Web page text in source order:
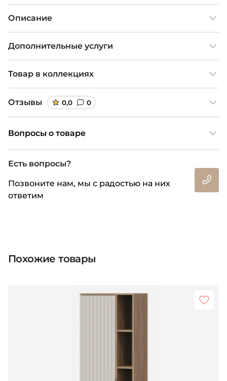
Описание
Дополнительные услуги
Товар в коллекциях
Отзывы 0,0 0
Вопросы о товаре
Есть вопросы?
Позвоните нам, мы с радостью на них
ответим
Похожие товары